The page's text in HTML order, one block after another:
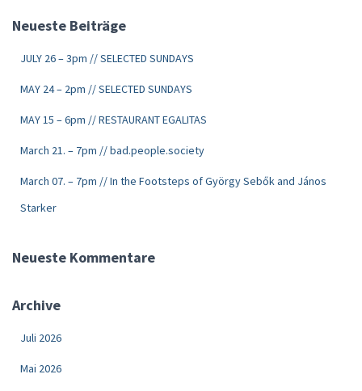
Neueste Beiträge
JULY 26 – 3pm // SELECTED SUNDAYS
MAY 24 – 2pm // SELECTED SUNDAYS
MAY 15 – 6pm // RESTAURANT EGALITAS
March 21. – 7pm // bad.people.society
March 07. – 7pm // In the Footsteps of György Sebők and János
Starker
Neueste Kommentare
Archive
Juli 2026
Mai 2026